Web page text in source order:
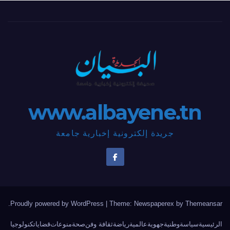
www.albayene.tn
جريدة إلكترونية إخبارية جامعة
Proudly powered by WordPress Theme: Newspaperex by Themeansar
.
الرئيسيةسياسةوطنيةجهويةعالميةرياضةثقافة وفنصحةمنوعاتقضاياتكنولوجيا